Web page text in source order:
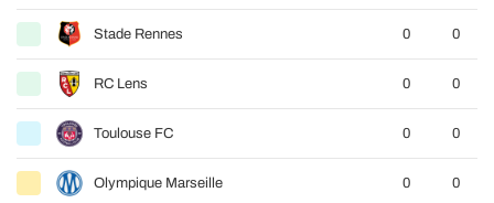
Stade Rennes 0 0
RC Lens 0 0
Toulouse FC 0 0
Olympique Marseille 0 0